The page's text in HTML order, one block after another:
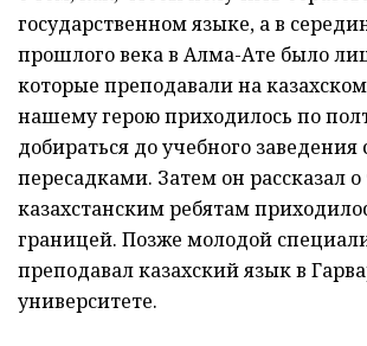
государственном языке, а в
прошлого века в Алма-Ате было
которые преподавали на
нашему герою приходилось по
добираться до учебного
пересадками. Затем он рассказал
казахстанским ребятам
границей. Позже молодой
преподавал казахский язык в
университете.